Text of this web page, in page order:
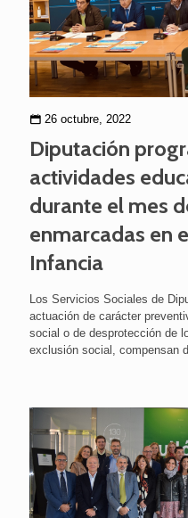
26 octubre, 2022
Diputación
actividades
durante el mes
enmarcadas en
Infancia
Los Servicios Sociales de
actuación de carácter
social o de desprotección de
exclusión social, compensan